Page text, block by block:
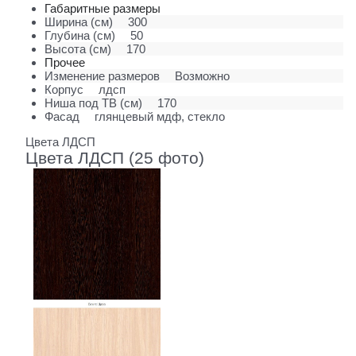
Габаритные размеры
Ширина (см)
300
Глубина (см)
50
Высота (см)
170
Прочее
Изменение размеров
Возможно
Корпус
лдсп
Ниша под ТВ (см)
170
Фасад
глянцевый мдф, стекло
Цвета ЛДСП
Цвета ЛДСП (25 фото)